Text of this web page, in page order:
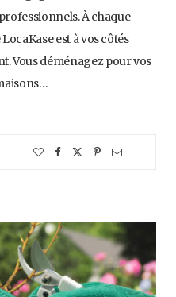
À chaque
est à vos côtés
Vous déménagez pour vos